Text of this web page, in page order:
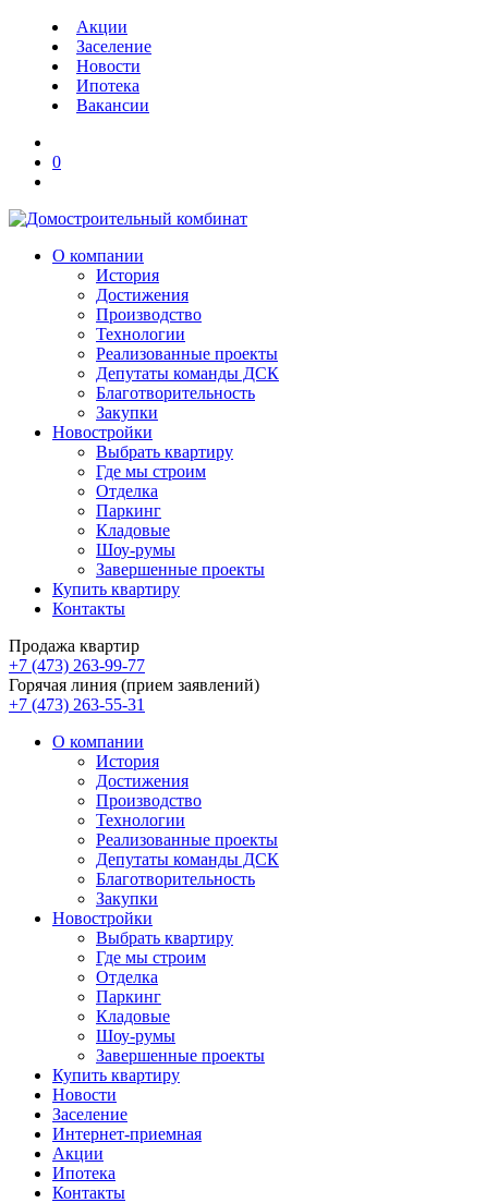
Акции
Заселение
Новости
Ипотека
Вакансии
0
О компании
История
Достижения
Производство
Технологии
Реализованные проекты
Депутаты команды ДСК
Благотворительность
Закупки
Новостройки
Выбрать квартиру
Где мы строим
Отделка
Паркинг
Кладовые
Шоу-румы
Завершенные проекты
Купить квартиру
Контакты
Продажа квартир
+7 (473) 263-99-77
Горячая линия (прием заявлений)
+7 (473) 263-55-31
О компании
История
Достижения
Производство
Технологии
Реализованные проекты
Депутаты команды ДСК
Благотворительность
Закупки
Новостройки
Выбрать квартиру
Где мы строим
Отделка
Паркинг
Кладовые
Шоу-румы
Завершенные проекты
Купить квартиру
Новости
Заселение
Интернет-приемная
Акции
Ипотека
Контакты